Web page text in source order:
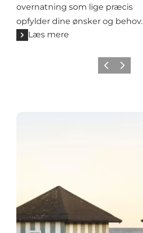
overnatning som lige præcis
opfylder dine ønsker og behov.
Læs mere
ForrigeNæste